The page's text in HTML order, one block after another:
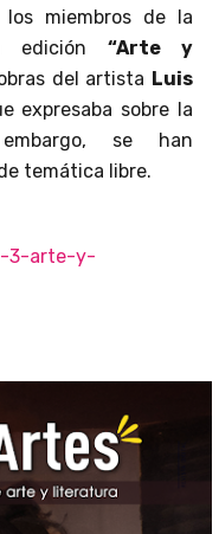
miembros de la
edición “Arte y
del artista Luis
expresaba sobre la
se han
temática libre.
3-arte-y-